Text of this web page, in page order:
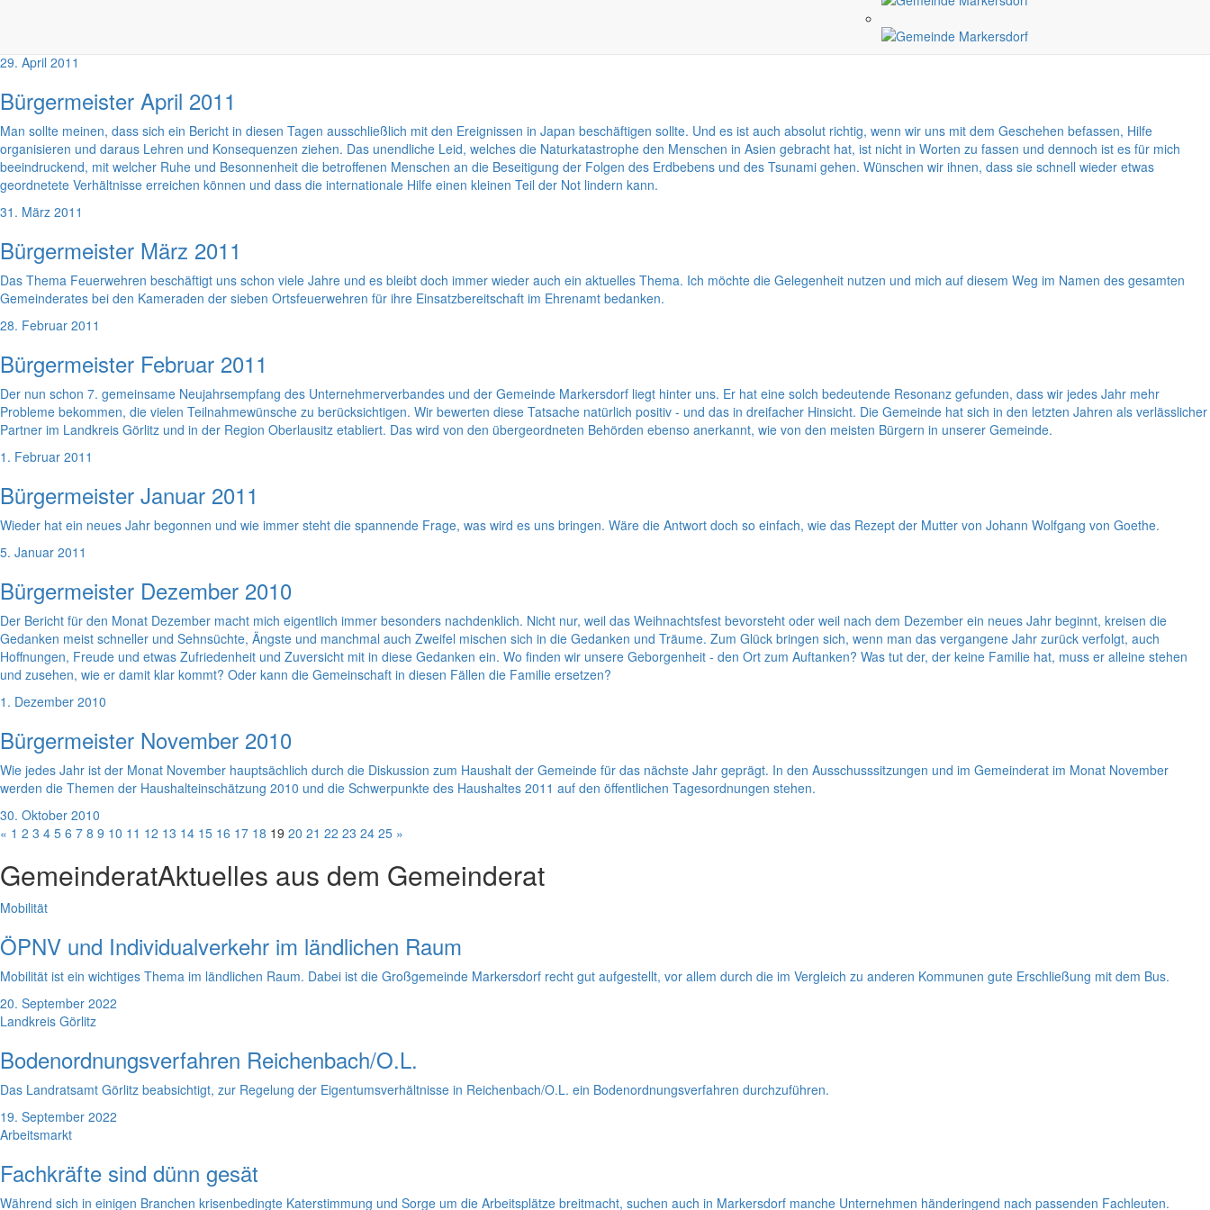
Strategische Überlegungen zur Entwicklung der Großgemeinde Markersdorf in den nächsten 10 bis 15 Jahren sind es, die Bürgermeister Thomas Knack in seinem Artikel für den Monat Mai in den Mittelpunkt
rückt. Vor der Gemeinde steht die schwierige Aufgabe, auf Basis eigener klarer Analysen und unter ungewissen Rahmenbedingungen Entscheidungen vorzubereiten. Die Bürger sind zur Beteiligung aufgerufen.
29. April 2011
Bürgermeister April 2011
Man sollte meinen, dass sich ein Bericht in diesen Tagen ausschließlich mit den Ereignissen in Japan beschäftigen sollte. Und es ist auch absolut richtig, wenn wir uns mit dem Geschehen befassen, Hilfe
organisieren und daraus Lehren und Konsequenzen ziehen. Das unendliche Leid, welches die Naturkatastrophe den Menschen in Asien gebracht hat, ist nicht in Worten zu fassen und dennoch ist es für mich
beeindruckend, mit welcher Ruhe und Besonnenheit die betroffenen Menschen an die Beseitigung der Folgen des Erdbebens und des Tsunami gehen. Wünschen wir ihnen, dass sie schnell wieder etwas
geordnetete Verhältnisse erreichen können und dass die internationale Hilfe einen kleinen Teil der Not lindern kann.
31. März 2011
Bürgermeister März 2011
Das Thema Feuerwehren beschäftigt uns schon viele Jahre und es bleibt doch immer wieder auch ein aktuelles Thema. Ich möchte die Gelegenheit nutzen und mich auf diesem Weg im Namen des gesamten
Gemeinderates bei den Kameraden der sieben Ortsfeuerwehren für ihre Einsatzbereitschaft im Ehrenamt bedanken.
28. Februar 2011
Bürgermeister Februar 2011
Der nun schon 7. gemeinsame Neujahrsempfang des Unternehmerverbandes und der Gemeinde Markersdorf liegt hinter uns. Er hat eine solch bedeutende Resonanz gefunden, dass wir jedes Jahr mehr
Probleme bekommen, die vielen Teilnahmewünsche zu berücksichtigen. Wir bewerten diese Tatsache natürlich positiv - und das in dreifacher Hinsicht. Die Gemeinde hat sich in den letzten Jahren als verlässlicher
Partner im Landkreis Görlitz und in der Region Oberlausitz etabliert. Das wird von den übergeordneten Behörden ebenso anerkannt, wie von den meisten Bürgern in unserer Gemeinde.
1. Februar 2011
Bürgermeister Januar 2011
Wieder hat ein neues Jahr begonnen und wie immer steht die spannende Frage, was wird es uns bringen. Wäre die Antwort doch so einfach, wie das Rezept der Mutter von Johann Wolfgang von Goethe.
5. Januar 2011
Bürgermeister Dezember 2010
Der Bericht für den Monat Dezember macht mich eigentlich immer besonders nachdenklich. Nicht nur, weil das Weihnachtsfest bevorsteht oder weil nach dem Dezember ein neues Jahr beginnt, kreisen die
Gedanken meist schneller und Sehnsüchte, Ängste und manchmal auch Zweifel mischen sich in die Gedanken und Träume. Zum Glück bringen sich, wenn man das vergangene Jahr zurück verfolgt, auch
Hoffnungen, Freude und etwas Zufriedenheit und Zuversicht mit in diese Gedanken ein. Wo finden wir unsere Geborgenheit - den Ort zum Auftanken? Was tut der, der keine Familie hat, muss er alleine stehen
und zusehen, wie er damit klar kommt? Oder kann die Gemeinschaft in diesen Fällen die Familie ersetzen?
1. Dezember 2010
Bürgermeister November 2010
Wie jedes Jahr ist der Monat November hauptsächlich durch die Diskussion zum Haushalt der Gemeinde für das nächste Jahr geprägt. In den Ausschusssitzungen und im Gemeinderat im Monat November
werden die Themen der Haushalteinschätzung 2010 und die Schwerpunkte des Haushaltes 2011 auf den öffentlichen Tagesordnungen stehen.
30. Oktober 2010
« 1 2 3 4 5 6 7 8 9 10 11 12 13 14 15 16 17 18 19 20 21 22 23 24 25 »
GemeinderatAktuelles aus dem Gemeinderat
Mobilität
ÖPNV und Individualverkehr im ländlichen Raum
Mobilität ist ein wichtiges Thema im ländlichen Raum. Dabei ist die Großgemeinde Markersdorf recht gut aufgestellt, vor allem durch die im Vergleich zu anderen Kommunen gute Erschließung mit dem Bus.
20. September 2022
Landkreis Görlitz
Bodenordnungsverfahren Reichenbach/O.L.
Das Landratsamt Görlitz beabsichtigt, zur Regelung der Eigentumsverhältnisse in Reichenbach/O.L. ein Bodenordnungsverfahren durchzuführen.
19. September 2022
Arbeitsmarkt
Fachkräfte sind dünn gesät
Während sich in einigen Branchen krisenbedingte Katerstimmung und Sorge um die Arbeitsplätze breitmacht, suchen auch in Markersdorf manche Unternehmen händeringend nach passenden Fachleuten.